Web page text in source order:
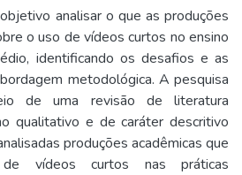
analisar o que as produções
o uso de vídeos curtos no ensino
identificando os desafios e as
metodológica. A pesquisa
de uma revisão de literatura
qualitativo e de caráter descritivo
produções acadêmicas que
vídeos curtos nas práticas